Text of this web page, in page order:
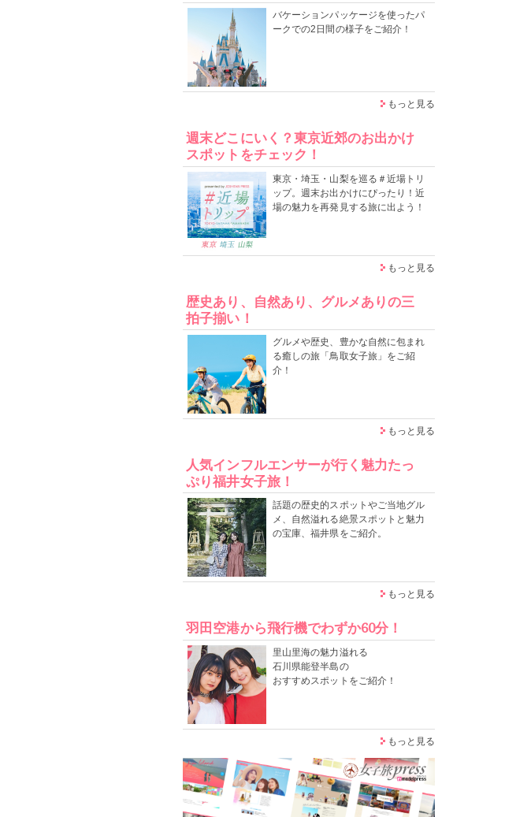
バケーションパッケージを使ったパ
ークでの2日間の様子をご紹介！
もっと見る
週末どこにいく？東京近郊のお出かけ
スポットをチェック！
東京・埼玉・山梨を巡る＃近場トリ
ップ。週末お出かけにぴったり！近
場の魅力を再発見する旅に出よう！
もっと見る
歴史あり、自然あり、グルメありの三
拍子揃い！
グルメや歴史、豊かな自然に包まれ
る癒しの旅「鳥取女子旅」をご紹
介！
もっと見る
人気インフルエンサーが行く魅力たっ
ぷり福井女子旅！
話題の歴史的スポットやご当地グル
メ、自然溢れる絶景スポットと魅力
の宝庫、福井県をご紹介。
もっと見る
羽田空港から飛行機でわずか60分！
里山里海の魅力溢れる
石川県能登半島の
おすすめスポットをご紹介！
もっと見る